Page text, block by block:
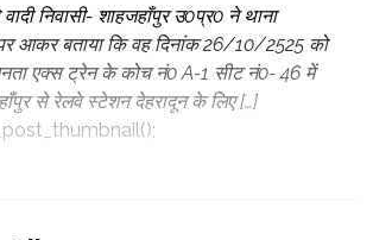
निवासी- शाहजहाँपुर उ0प्र0 ने थाना
आकर बताया कि वह दिनांक 26/10/2525 को
एक्स ट्रेन के कोच नं0 A-1 सीट नं0- 46 में
से रेलवे स्टेशन देहरादून के लिए […]